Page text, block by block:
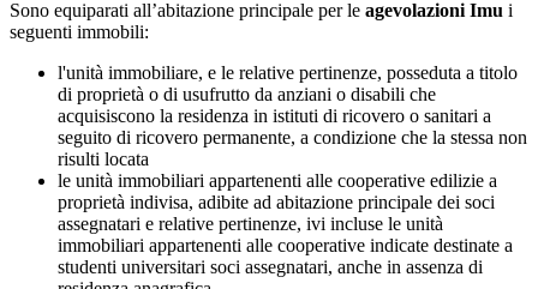
Sono equiparati all’abitazione principale per le agevolazioni Imu i
seguenti immobili:
l'unità immobiliare, e le relative pertinenze, posseduta a titolo
di proprietà o di usufrutto da anziani o disabili che
acquisiscono la residenza in istituti di ricovero o sanitari a
seguito di ricovero permanente, a condizione che la stessa non
risulti locata
le unità immobiliari appartenenti alle cooperative edilizie a
proprietà indivisa, adibite ad abitazione principale dei soci
assegnatari e relative pertinenze, ivi incluse le unità
immobiliari appartenenti alle cooperative indicate destinate a
studenti universitari soci assegnatari, anche in assenza di